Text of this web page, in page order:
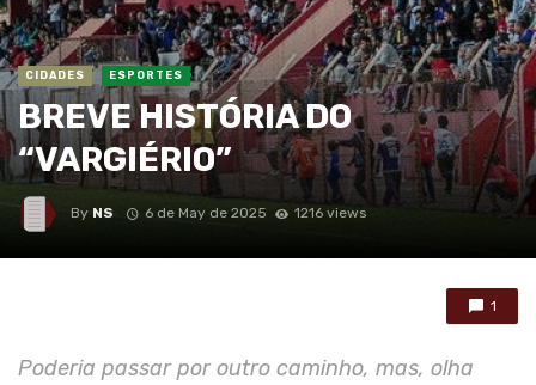
CIDADES ESPORTES
BREVE HISTÓRIA DO
“VARGIÉRIO”
By NS 6 de May de 2025 1216 views
1
Poderia passar por outro caminho, mas, olha